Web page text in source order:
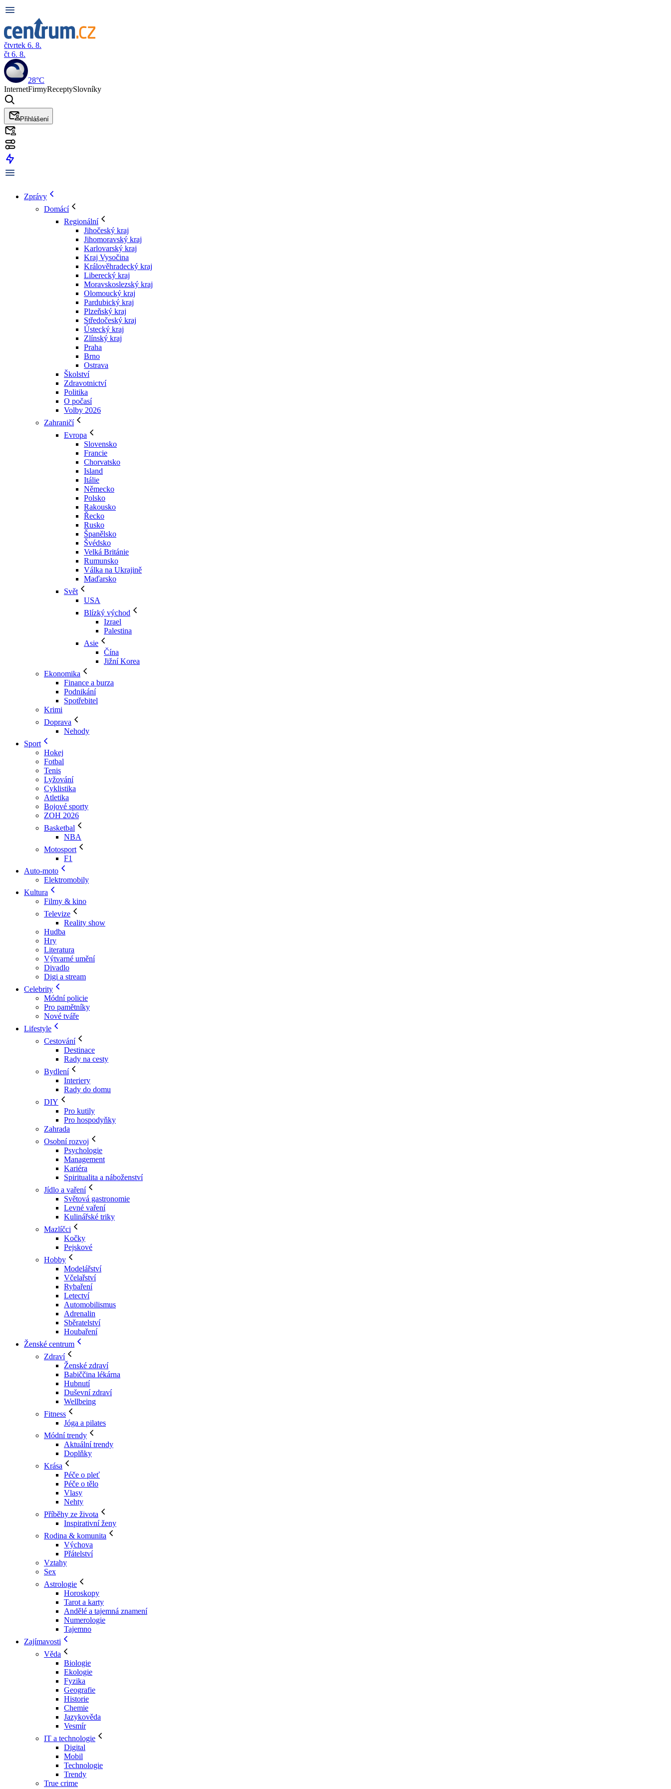
čtvrtek 6. 8.
čt 6. 8.
28°C
InternetFirmyReceptySlovníky
Přihlášení
Zprávy
Domácí
Regionální
Jihočeský kraj
Jihomoravský kraj
Karlovarský kraj
Kraj Vysočina
Králověhradecký kraj
Liberecký kraj
Moravskoslezský kraj
Olomoucký kraj
Pardubický kraj
Plzeňský kraj
Středočeský kraj
Ústecký kraj
Zlínský kraj
Praha
Brno
Ostrava
Školství
Zdravotnictví
Politika
O počasí
Volby 2026
Zahraničí
Evropa
Slovensko
Francie
Chorvatsko
Island
Itálie
Německo
Polsko
Rakousko
Řecko
Rusko
Španělsko
Švédsko
Velká Británie
Rumunsko
Válka na Ukrajině
Maďarsko
Svět
USA
Blízký východ
Izrael
Palestina
Asie
Čína
Jižní Korea
Ekonomika
Finance a burza
Podnikání
Spotřebitel
Krimi
Doprava
Nehody
Sport
Hokej
Fotbal
Tenis
Lyžování
Cyklistika
Atletika
Bojové sporty
ZOH 2026
Basketbal
NBA
Motosport
F1
Auto-moto
Elektromobily
Kultura
Filmy & kino
Televize
Reality show
Hudba
Hry
Literatura
Výtvarné umění
Divadlo
Digi a stream
Celebrity
Módní policie
Pro pamětníky
Nové tváře
Lifestyle
Cestování
Destinace
Rady na cesty
Bydlení
Interiery
Rady do domu
DIY
Pro kutily
Pro hospodyňky
Zahrada
Osobní rozvoj
Psychologie
Management
Kariéra
Spiritualita a náboženství
Jídlo a vaření
Světová gastronomie
Levné vaření
Kulinářské triky
Mazlíčci
Kočky
Pejskové
Hobby
Modelářství
Včelařství
Rybaření
Letectví
Automobilismus
Adrenalin
Sběratelství
Houbaření
Ženské centrum
Zdraví
Ženské zdraví
Babiččina lékárna
Hubnutí
Duševní zdraví
Wellbeing
Fitness
Jóga a pilates
Módní trendy
Aktuální trendy
Doplňky
Krása
Péče o pleť
Péče o tělo
Vlasy
Nehty
Příběhy ze života
Inspirativní ženy
Rodina & komunita
Výchova
Přátelství
Vztahy
Sex
Astrologie
Horoskopy
Tarot a karty
Andělé a tajemná znamení
Numerologie
Tajemno
Zajímavosti
Věda
Biologie
Ekologie
Fyzika
Geografie
Historie
Chemie
Jazykověda
Vesmír
IT a technologie
Digital
Mobil
Technologie
Trendy
True crime